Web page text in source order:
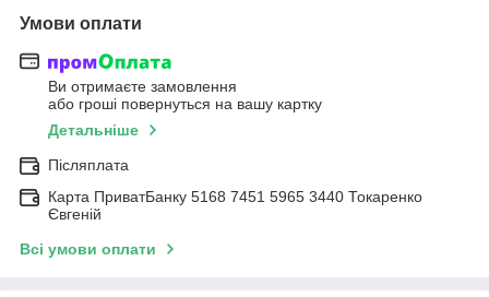
Умови оплати
Ви отримаєте замовлення
або гроші повернуться на вашу картку
Детальніше
Післяплата
Карта ПриватБанку 5168 7451 5965 3440 Токаренко
Євгеній
Всі умови оплати